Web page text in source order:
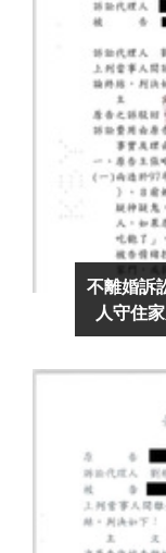
不離婚訴
人守住